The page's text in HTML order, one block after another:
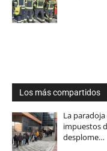
Los más compartidos
La
impuestos
desplome…